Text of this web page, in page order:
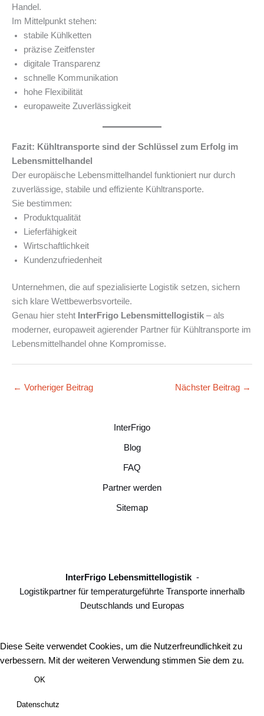
Handel.
Im Mittelpunkt stehen:
stabile Kühlketten
präzise Zeitfenster
digitale Transparenz
schnelle Kommunikation
hohe Flexibilität
europaweite Zuverlässigkeit
Fazit: Kühltransporte sind der Schlüssel zum Erfolg im
Lebensmittelhandel
Der europäische Lebensmittelhandel funktioniert nur durch
zuverlässige, stabile und effiziente Kühltransporte.
Sie bestimmen:
Produktqualität
Lieferfähigkeit
Wirtschaftlichkeit
Kundenzufriedenheit
Unternehmen, die auf spezialisierte Logistik setzen, sichern
sich klare Wettbewerbsvorteile.
Genau hier steht InterFrigo Lebensmittellogistik – als
moderner, europaweit agierender Partner für Kühltransporte im
Lebensmittelhandel ohne Kompromisse.
← Vorheriger Beitrag Nächster Beitrag →
InterFrigo
Blog
FAQ
Partner werden
Sitemap
InterFrigo Lebensmittellogistik-
Logistikpartner für temperaturgeführte Transporte innerhalb
Deutschlands und Europas
Diese Seite verwendet Cookies, um die Nutzerfreundlichkeit zu
verbessern. Mit der weiteren Verwendung stimmen Sie dem zu.
OK
Datenschutz